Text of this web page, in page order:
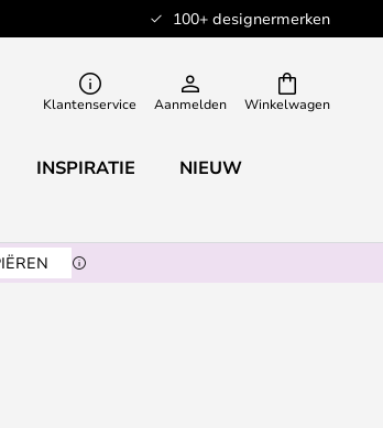
100+ designermerken
Winkelwagen
Klantenservice Aanmelden
INSPIRATIE NIEUW